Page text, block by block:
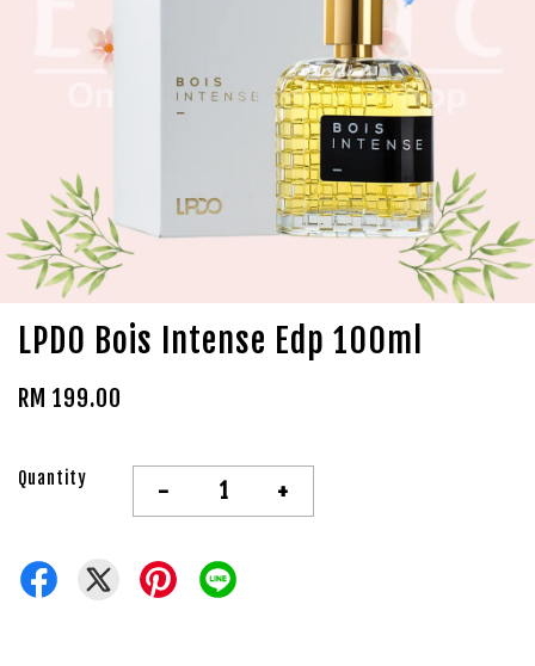
LPDO Bois Intense Edp 100ml
RM 199.00
Quantity - +